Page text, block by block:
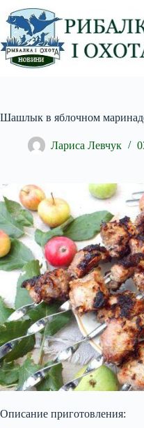
Перейти
до
вмісту
Шашлык в яблочном
Лариса Левчук
Описание приготовления: